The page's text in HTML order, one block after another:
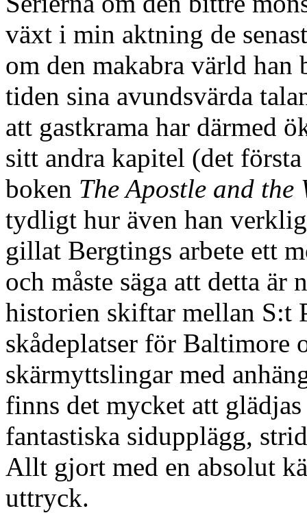
växt i min aktning de
om den makabra värld han
tiden sina avundsvärda
att gastkrama har därmed
sitt andra kapitel (det
boken The Apostle and
tydligt hur även han
gillat Bergtings arbete ett
och måste säga att detta är
historien skiftar mellan S:t
skådeplatser för Baltimore
skärmyttslingar med
finns det mycket att
fantastiska sidupplägg,
Allt gjort med en absolut
uttryck.